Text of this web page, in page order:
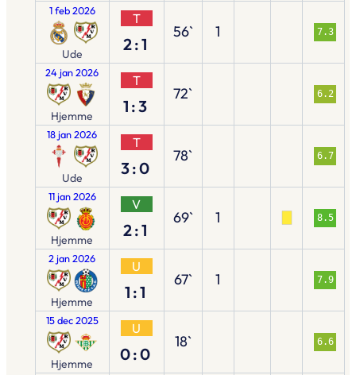
1 feb 2026
Ude
T
2:1
56` 1 7.3
24 jan 2026
Hjemme
T
1:3
72` 6.2
18 jan 2026
Ude
T
3:0
78` 6.7
11 jan 2026
Hjemme
V
2:1
69` 1 8.5
2 jan 2026
Hjemme
U
1:1
67` 1 7.9
15 dec 2025
Hjemme
U
0:0
18` 6.6